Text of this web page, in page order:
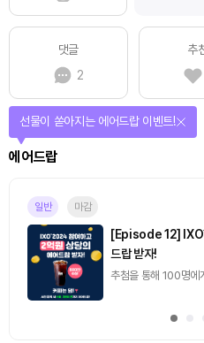
댓글
2
추
에어드랍
선물이 쏟아지는 에어드랍 이벤트!
일반 마감
[Episode 12]
드랍 받자!
추첨을 통해 100명에